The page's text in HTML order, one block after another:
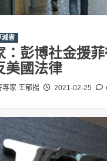
減害
：彭博社金援
美國法律
專家 王郁揚 2021-02-25